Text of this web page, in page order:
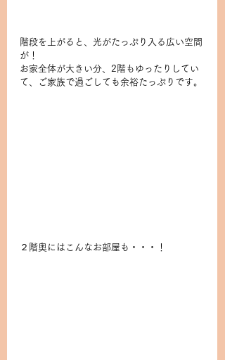
階段を上がると、光がたっぷり入る広い空間
が！
お家全体が大きい分、2階もゆったりしてい
て、ご家族で過ごしても余裕たっぷりです。
２階奥にはこんなお部屋も・・・！